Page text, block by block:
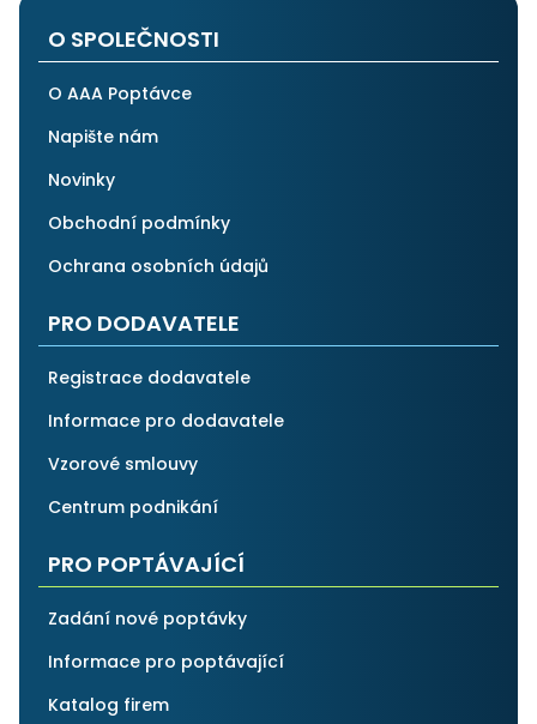
O SPOLEČNOSTI
O AAA Poptávce
Napište nám
Novinky
Obchodní podmínky
Ochrana osobních údajů
PRO DODAVATELE
Registrace dodavatele
Informace pro dodavatele
Vzorové smlouvy
Centrum podnikání
PRO POPTÁVAJÍCÍ
Zadání nové poptávky
Informace pro poptávající
Katalog firem